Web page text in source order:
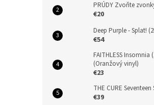
PRÚDY Zvoňte
€20
Deep Purple - Splat!
€54
FAITHLESS Insomnia
(Oranžový vinyl)
€23
THE CURE Seventeen
€39